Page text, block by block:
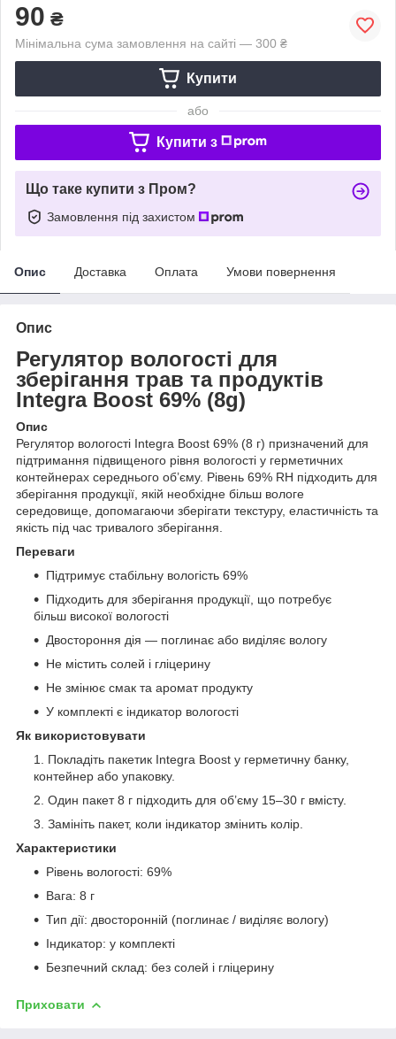
90 ₴
Мінімальна сума замовлення на сайті — 300 ₴
Купити
або
Купити з
Що таке купити з Пром?
Замовлення під захистом
Опис Доставка Оплата Умови повернення
Опис
Регулятор вологості для
зберігання трав та продуктів
Integra Boost 69% (8g)
Опис
Регулятор вологості Integra Boost 69% (8 г) призначений для
підтримання підвищеного рівня вологості у герметичних
контейнерах середнього об’єму. Рівень 69% RH підходить для
зберігання продукції, якій необхідне більш вологе
середовище, допомагаючи зберігати текстуру, еластичність та
якість під час тривалого зберігання.
Переваги
Підтримує стабільну вологість 69%
Підходить для зберігання продукції, що потребує
більш високої вологості
Двостороння дія — поглинає або виділяє вологу
Не містить солей і гліцерину
Не змінює смак та аромат продукту
У комплекті є індикатор вологості
Як використовувати
Покладіть пакетик Integra Boost у герметичну банку,
контейнер або упаковку.
Один пакет 8 г підходить для об’єму 15–30 г вмісту.
Замініть пакет, коли індикатор змінить колір.
Характеристики
Рівень вологості: 69%
Вага: 8 г
Тип дії: двосторонній (поглинає / виділяє вологу)
Індикатор: у комплекті
Безпечний склад: без солей і гліцерину
Приховати